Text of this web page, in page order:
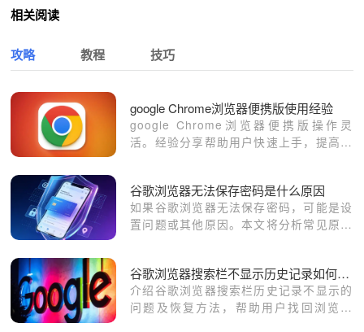
相关阅读
攻略 教程 技巧
google Chrome浏览器便携版使用经验
google Chrome浏览器便携版操作灵
活。经验分享帮助用户快速上手，提高使
谷歌浏览器无法保存密码是什么原因
如果谷歌浏览器无法保存密码，可能是设
置问题或其他原因。本文将分析常见原因
谷歌浏览器搜索栏不显示历史记录如何恢复
介绍谷歌浏览器搜索栏历史记录不显示的
问题及恢复方法，帮助用户找回浏览记